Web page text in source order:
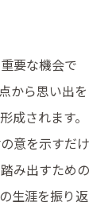
要な機会で
から思い出を
成されます。
意を示すだけ
み出すための
生涯を振り返